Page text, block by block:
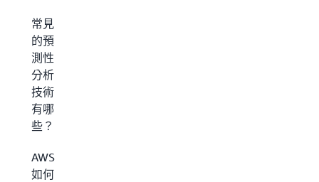
常見
的預
測性
分析
技術
有哪
些？
AWS
如何